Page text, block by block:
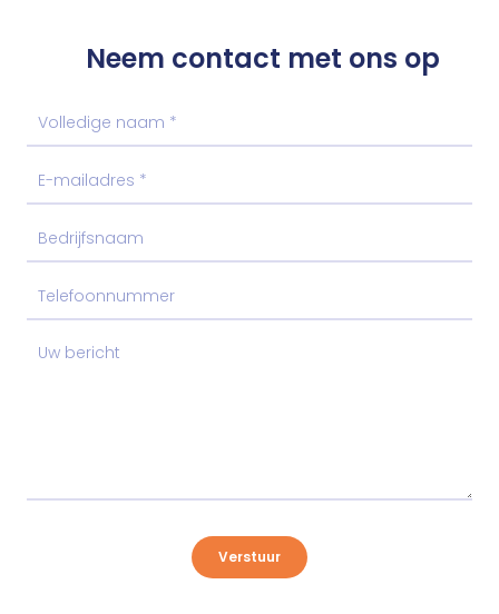
Neem contact met ons op
Verstuur